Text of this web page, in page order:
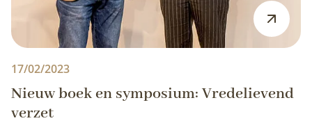
17/02/2023
Nieuw boek en symposium: Vredelievend
verzet